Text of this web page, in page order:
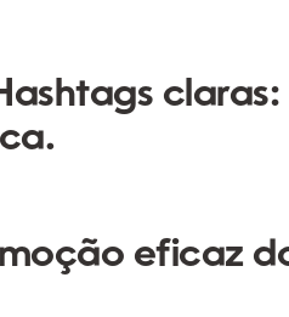
claras:
eficaz